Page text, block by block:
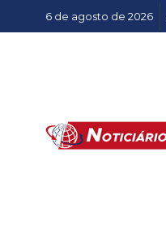
6 de agosto de 2026